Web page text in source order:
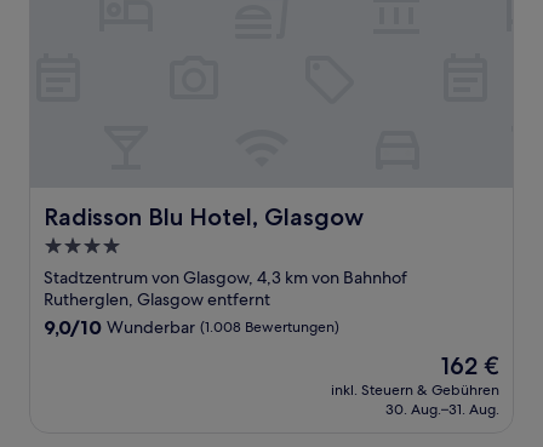
Radisson Blu Hotel, Glasgow
Radisson Blu Hotel, Glasgow
4.0-
Sterne-
Unterkunft
Stadtzentrum von Glasgow, 4,3 km von Bahnhof
Rutherglen, Glasgow entfernt
9.0
9,0/10 Wunderbar (1.008 Bewertungen)
Der
Preis
beträgt
162 €
inkl. Steuern & Gebühren
30. Aug.–31. Aug.